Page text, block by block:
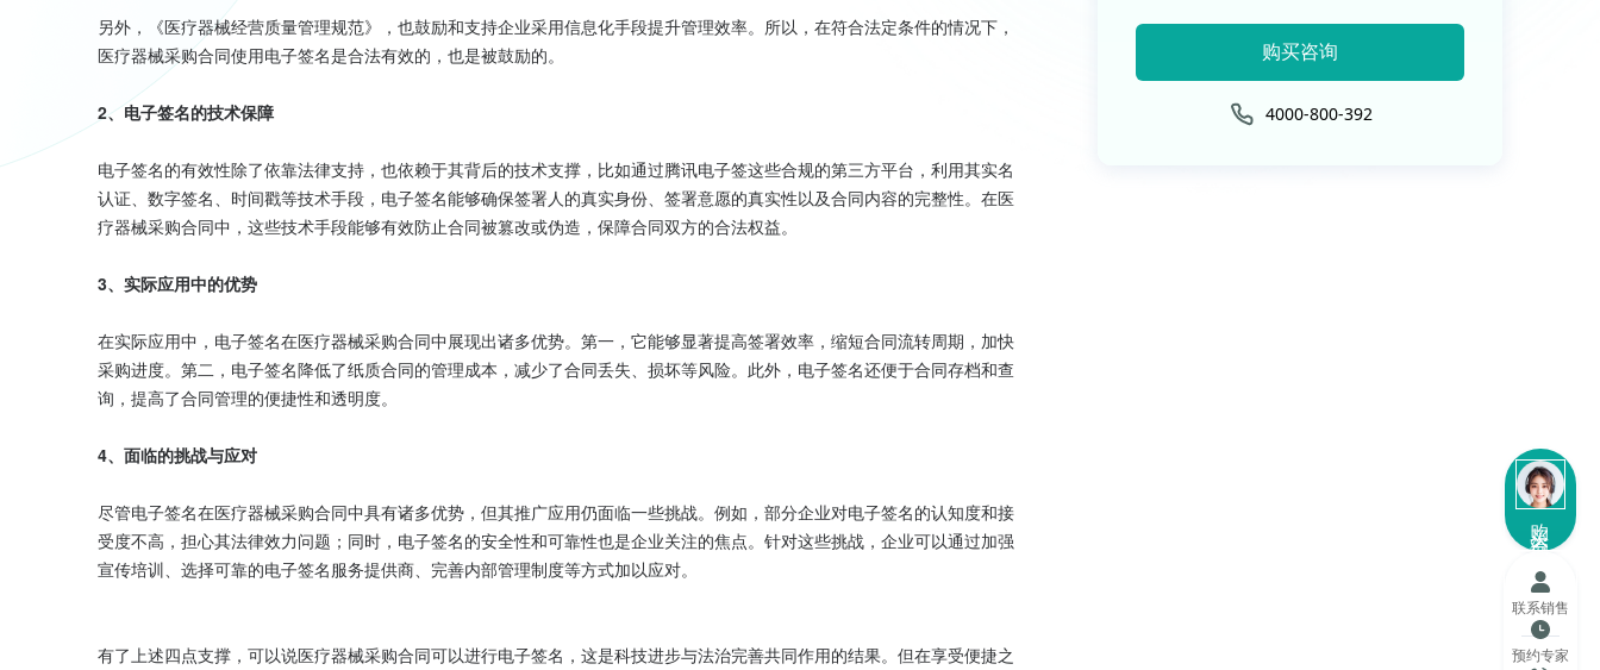
另外，《医疗器械经营质量管理规范》，也鼓励和支持企业采用信息化手段提升管理效率。所以，在符合法定条件的情况下，
医疗器械采购合同使用电子签名是合法有效的，也是被鼓励的。
2、电子签名的技术保障
电子签名的有效性除了依靠法律支持，也依赖于其背后的技术支撑，比如通过腾讯电子签这些合规的第三方平台，利用其实名
认证、数字签名、时间戳等技术手段，电子签名能够确保签署人的真实身份、签署意愿的真实性以及合同内容的完整性。在医
疗器械采购合同中，这些技术手段能够有效防止合同被篡改或伪造，保障合同双方的合法权益。
3、实际应用中的优势
在实际应用中，电子签名在医疗器械采购合同中展现出诸多优势。第一，它能够显著提高签署效率，缩短合同流转周期，加快
采购进度。第二，电子签名降低了纸质合同的管理成本，减少了合同丢失、损坏等风险。此外，电子签名还便于合同存档和查
询，提高了合同管理的便捷性和透明度。
4、面临的挑战与应对
尽管电子签名在医疗器械采购合同中具有诸多优势，但其推广应用仍面临一些挑战。例如，部分企业对电子签名的认知度和接
受度不高，担心其法律效力问题；同时，电子签名的安全性和可靠性也是企业关注的焦点。针对这些挑战，企业可以通过加强
宣传培训、选择可靠的电子签名服务提供商、完善内部管理制度等方式加以应对。
有了上述四点支撑，可以说医疗器械采购合同可以进行电子签名，这是科技进步与法治完善共同作用的结果。但在享受便捷之
购买咨询
4000-800-392
购买咨询
联系销售
预约专家